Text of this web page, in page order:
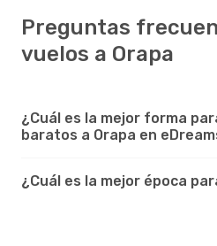
Preguntas
vuelos a Orapa
¿Cuál es la mejor forma
baratos a Orapa en
¿Cuál es la mejor época